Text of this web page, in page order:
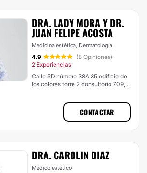
DRA. LADY MORA Y DR.
JUAN FELIPE ACOSTA
Medicina estética, Dermatología
4.9 (8 Opiniones)·
2 Experiencias
Calle 5D número 38A 35 edificio de
los colores torre 2 consultorio 709,
CONTACTAR
DRA. CAROLIN DIAZ
Médico estético